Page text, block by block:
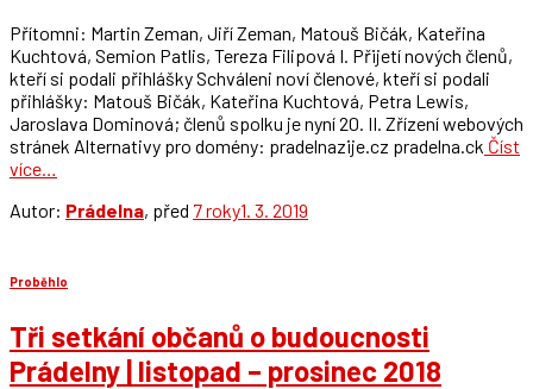
Přítomni: Martin Zeman, Jiří Zeman, Matouš Bičák, Kateřina
Kuchtová, Semion Patlis, Tereza Filipová I. Přijetí nových členů,
kteří si podali přihlášky Schváleni noví členové, kteří si podali
přihlášky: Matouš Bičák, Kateřina Kuchtová, Petra Lewis,
Jaroslava Dominová; členů spolku je nyní 20. II. Zřízení webových
stránek Alternativy pro domény: pradelnazije.cz pradelna.ck Číst
více…
Autor: Prádelna, před 7 roky1. 3. 2019
Proběhlo
Tři setkání občanů o budoucnosti
Prádelny | listopad – prosinec 2018